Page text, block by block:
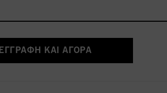
ΕΓΓΡΑΦΉ ΚΑΙ ΑΓΟΡΆ